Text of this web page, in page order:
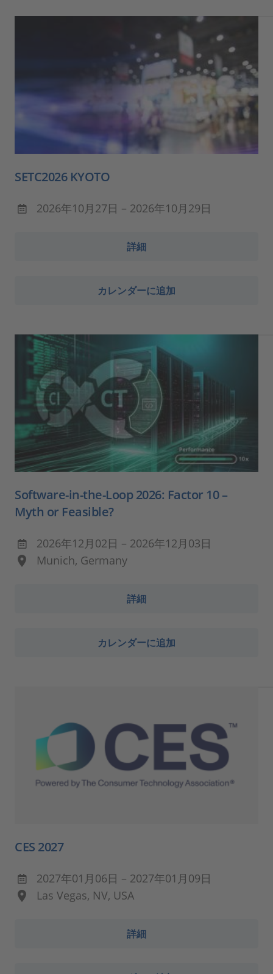
SETC2026 KYOTO
2026年10月27日 – 2026年10月29日
詳細
カレンダーに追加
Software-in-the-Loop 2026: Factor 10 –
Myth or Feasible?
2026年12月02日 – 2026年12月03日
Munich, Germany
詳細
カレンダーに追加
CES 2027
2027年01月06日 – 2027年01月09日
Las Vegas, NV, USA
詳細